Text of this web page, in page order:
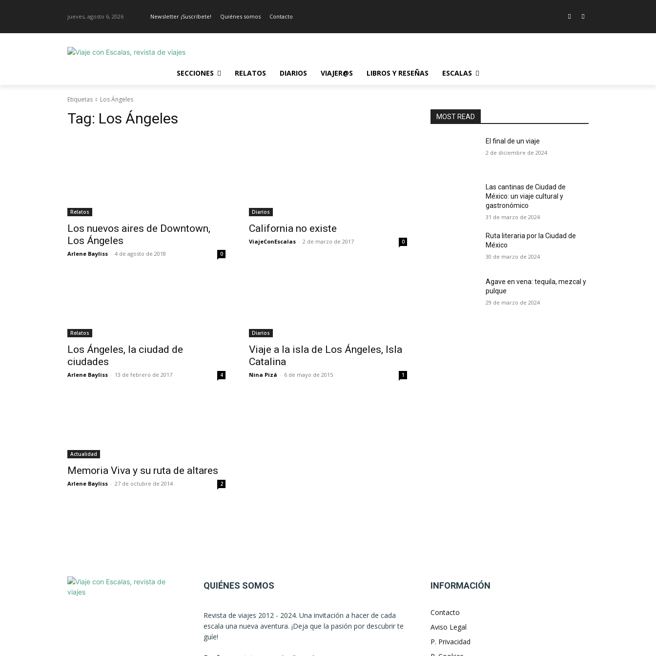
jueves, agosto 6, 2026 Newsletter ¡Suscríbete! Quiénes somos Contacto
SECCIONES RELATOS DIARIOS VIAJER@S LIBROS Y RESEÑAS ESCALAS
Etiquetas Los Ángeles
Tag: Los Ángeles
Relatos
Los nuevos aires de Downtown,
Los Ángeles
Arlene Bayliss - 4 de agosto de 2018 0
Diarios
California no existe
ViajeConEscalas - 2 de marzo de 2017 0
Relatos
Los Ángeles, la ciudad de
ciudades
Arlene Bayliss - 13 de febrero de 2017 4
Diarios
Viaje a la isla de Los Ángeles, Isla
Catalina
Nina Pizá - 6 de mayo de 2015 1
Actualidad
Memoria Viva y su ruta de altares
Arlene Bayliss - 27 de octubre de 2014 2
MOST READ
El final de un viaje
2 de diciembre de 2024
Las cantinas de Ciudad de
México: un viaje cultural y
gastronómico
31 de marzo de 2024
Ruta literaria por la Ciudad de
México
30 de marzo de 2024
Agave en vena: tequila, mezcal y
pulque
29 de marzo de 2024
QUIÉNES SOMOS
Revista de viajes 2012 - 2024. Una invitación a hacer de cada
escala una nueva aventura. ¡Deja que la pasión por descubrir te
guíe!
INFORMACIÓN
Contacto
Aviso Legal
P. Privacidad